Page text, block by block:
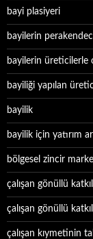
bayi plasiyeri
bayilerin
bayilerin üreticilerle
bayiliği yapılan
bayilik
bayilik için yatırım
bölgesel zincir
çalışan gönüllü
çalışan gönüllü
çalışan kıymetinin